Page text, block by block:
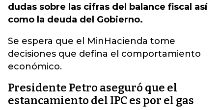
dudas sobre las cifras del balance fiscal así
como la deuda del Gobierno.
Se espera que el MinHacienda tome
decisiones que defina el comportamiento
económico.
Presidente Petro aseguró que el
estancamiento del IPC es por el gas